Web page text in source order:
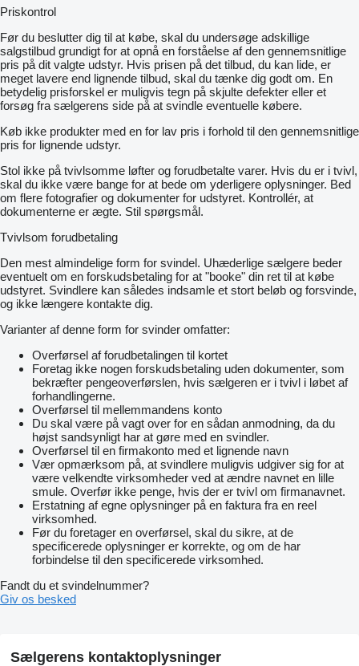
Priskontrol
Før du beslutter dig til at købe, skal du undersøge adskillige
salgstilbud grundigt for at opnå en forståelse af den gennemsnitlige
pris på dit valgte udstyr. Hvis prisen på det tilbud, du kan lide, er
meget lavere end lignende tilbud, skal du tænke dig godt om. En
betydelig prisforskel er muligvis tegn på skjulte defekter eller et
forsøg fra sælgerens side på at svindle eventuelle købere.
Køb ikke produkter med en for lav pris i forhold til den gennemsnitlige
pris for lignende udstyr.
Stol ikke på tvivlsomme løfter og forudbetalte varer. Hvis du er i tvivl,
skal du ikke være bange for at bede om yderligere oplysninger. Bed
om flere fotografier og dokumenter for udstyret. Kontrollér, at
dokumenterne er ægte. Stil spørgsmål.
Tvivlsom forudbetaling
Den mest almindelige form for svindel. Uhæderlige sælgere beder
eventuelt om en forskudsbetaling for at "booke" din ret til at købe
udstyret. Svindlere kan således indsamle et stort beløb og forsvinde,
og ikke længere kontakte dig.
Varianter af denne form for svinder omfatter:
Overførsel af forudbetalingen til kortet
Foretag ikke nogen forskudsbetaling uden dokumenter, som
bekræfter pengeoverførslen, hvis sælgeren er i tvivl i løbet af
forhandlingerne.
Overførsel til mellemmandens konto
Du skal være på vagt over for en sådan anmodning, da du
højst sandsynligt har at gøre med en svindler.
Overførsel til en firmakonto med et lignende navn
Vær opmærksom på, at svindlere muligvis udgiver sig for at
være velkendte virksomheder ved at ændre navnet en lille
smule. Overfør ikke penge, hvis der er tvivl om firmanavnet.
Erstatning af egne oplysninger på en faktura fra en reel
virksomhed.
Før du foretager en overførsel, skal du sikre, at de
specificerede oplysninger er korrekte, og om de har
forbindelse til den specificerede virksomhed.
Fandt du et svindelnummer?
Giv os besked
Sælgerens kontaktoplysninger